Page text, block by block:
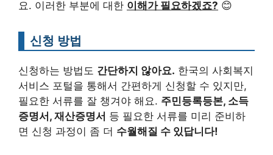
요. 이러한 부분에 대한 이해가 필요하겠죠? 😊
신청 방법
신청하는 방법도 간단하지 않아요. 한국의 사회복지
서비스 포털을 통해서 간편하게 신청할 수 있지만,
필요한 서류를 잘 챙겨야 해요. 주민등록등본, 소득
증명서, 재산증명서 등 필요한 서류를 미리 준비하
면 신청 과정이 좀 더 수월해질 수 있답니다!